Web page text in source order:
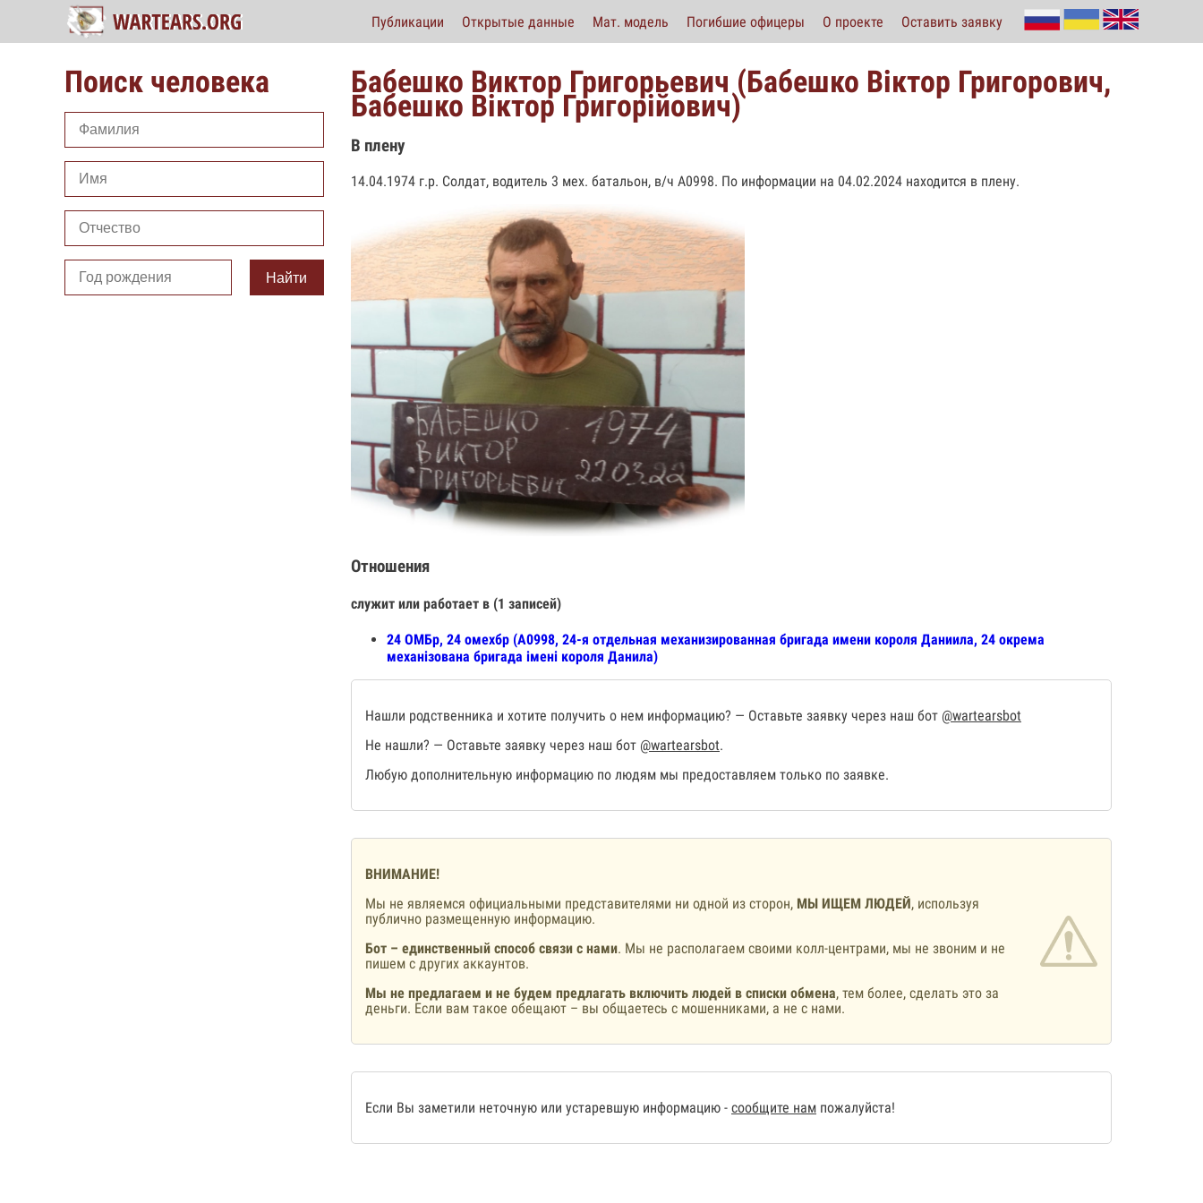
Публикации Открытые данные Мат. модель Погибшие офицеры О проекте Оставить заявку
Поиск человека
Найти
Бабешко Виктор Григорьевич (Бабешко Віктор Григорович,
Бабешко Вiктор Григорiйович)
В плену
14.04.1974 г.р. Солдат, водитель 3 мех. батальон, в/ч А0998. По информации на 04.02.2024 находится в плену.
Отношения
служит или работает в (1 записей)
24 ОМБр, 24 омехбр (А0998, 24-я отдельная механизированная бригада имени короля Даниила, 24 окрема
механізована бригада імені короля Данила)
Нашли родственника и хотите получить о нем информацию? — Оставьте заявку через наш бот @wartearsbot
Не нашли? — Оставьте заявку через наш бот @wartearsbot.
Любую дополнительную информацию по людям мы предоставляем только по заявке.
ВНИМАНИЕ!
Мы не являемся официальными представителями ни одной из сторон, МЫ ИЩЕМ ЛЮДЕЙ, используя
публично размещенную информацию.
Бот – единственный способ связи с нами. Мы не располагаем своими колл-центрами, мы не звоним и не
пишем с других аккаунтов.
Мы не предлагаем и не будем предлагать включить людей в списки обмена, тем более, сделать это за
деньги. Если вам такое обещают – вы общаетесь с мошенниками, а не с нами.
Если Вы заметили неточную или устаревшую информацию - сообщите нам пожалуйста!